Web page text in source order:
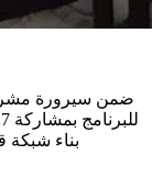
ضمن سيرورة مشروع
بناء شبكة